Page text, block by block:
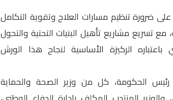
ضرورة تنظيم مسارات العلاج وتقوية التكامل
مع تسريع مشاريع تأهيل البنيات التحتية والتحول
باعتباره الركيزة الأساسية لنجاح هذا الورش
الحكومة، كل من وزير الصحة والحماية